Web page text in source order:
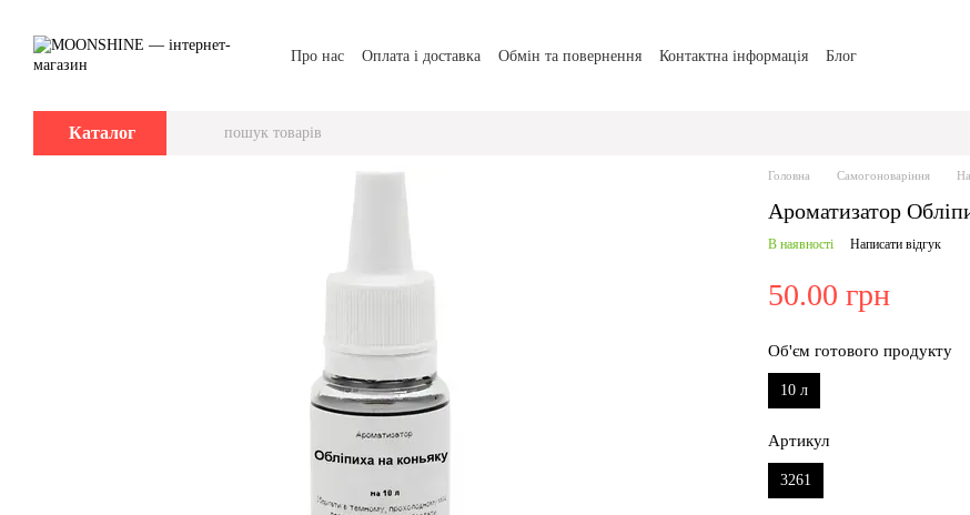
Про нас Оплата і доставка Обмін та повернення Контактна інформація Блог
Каталог
Головна Самогоноваріння
Ароматизатор
В наявності Написати відгук
50.00 грн
Об'єм готового продукту
10 л
Артикул
3261